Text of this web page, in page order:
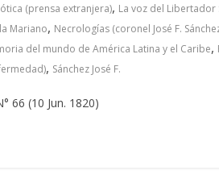
(prensa extranjera), La voz del Libertador
Mariano, Necrologías (coronel José F.
del mundo de América Latina y el Caribe,
, Sánchez José F.
66 (10 Jun. 1820)